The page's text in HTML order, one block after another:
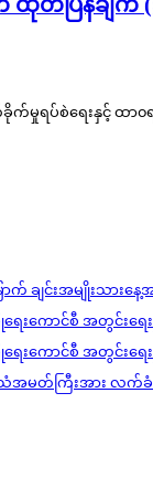
တ်ပြန်ချက် (
ရပ်စဲရေးနှင့် ထာ၀
ာက် ချင်းအမျိုးသာ
ြုံရေးကောင်စီ အတွ
ြုံရေးကောင်စီ အတွ
ငံသံအမတ်ကြီးအား လက်